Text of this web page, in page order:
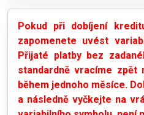
Pokud při dobíjení
zapomenete uvést
Přijaté platby bez
standardně vracíme zpět
během jednoho měsíce.
a následně vyčkejte na